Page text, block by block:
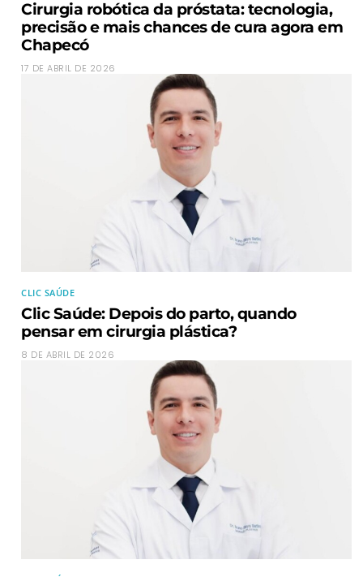
Cirurgia robótica da próstata: tecnologia,
precisão e mais chances de cura agora em
Chapecó
17 DE ABRIL DE 2026
CLIC SAÚDE
Clic Saúde: Depois do parto, quando
pensar em cirurgia plástica?
8 DE ABRIL DE 2026